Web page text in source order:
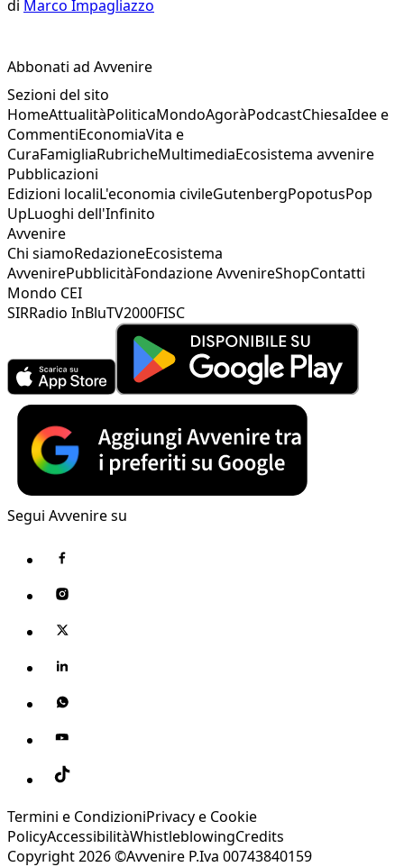
di Marco Impagliazzo
Abbonati ad Avvenire
Sezioni del sito
HomeAttualitàPoliticaMondoAgoràPodcastChiesaIdee e
CommentiEconomiaVita e
CuraFamigliaRubricheMultimediaEcosistema avvenire
Pubblicazioni
Edizioni localiL'economia civileGutenbergPopotusPop
UpLuoghi dell'Infinito
Avvenire
Chi siamoRedazioneEcosistema
AvvenirePubblicitàFondazione AvvenireShopContatti
Mondo CEI
SIRRadio InBluTV2000FISC
Segui Avvenire su
Termini e CondizioniPrivacy e Cookie
PolicyAccessibilitàWhistleblowingCredits
Copyright 2026 ©Avvenire P.Iva 00743840159